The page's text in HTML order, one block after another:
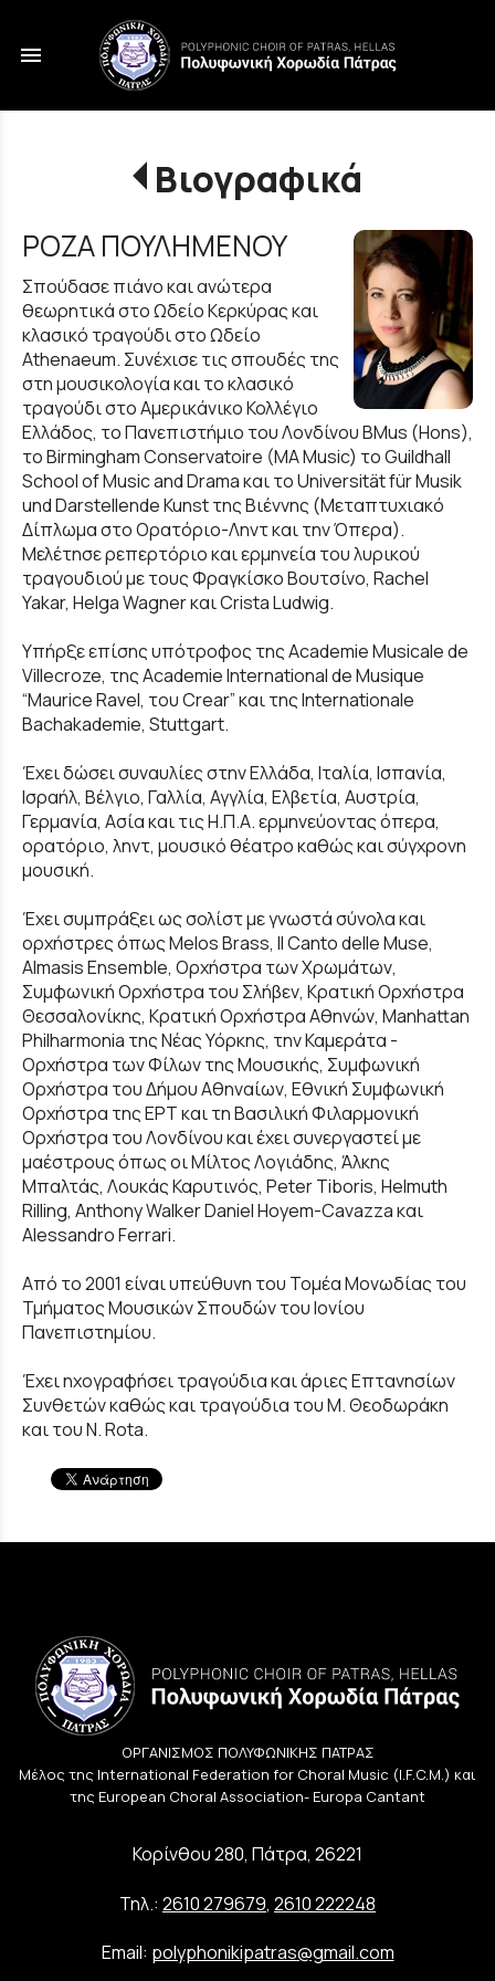
menu
Βιογραφικά
ΡΟΖΑ ΠΟΥΛΗΜΕΝΟΥ
Σπούδασε πιάνο και ανώτερα
θεωρητικά στο Ωδείο Κερκύρας και
κλασικό τραγούδι στο Ωδείο
Athenaeum. Συνέχισε τις σπουδές της
στη μουσικολογία και το κλασικό
τραγούδι στο Αμερικάνικο Κολλέγιο
Ελλάδος, το Πανεπιστήμιο του Λονδίνου BMus (Hons),
τo Birmingham Conservatoire (MA Music) το Guildhall
School of Music and Drama και το Universität für Musik
und Darstellende Kunst της Βιέννης (Μεταπτυχιακό
Δίπλωμα στο Ορατόριο-Ληντ και την Όπερα).
Μελέτησε ρεπερτόριο και ερμηνεία του λυρικού
τραγουδιού με τους Φραγκίσκο Βουτσίνο, Rachel
Yakar, Helga Wagner και Crista Ludwig.
Υπήρξε επίσης υπότροφος της Academie Musicale de
Villecroze, της Academie International de Musique
“Maurice Ravel, του Crear” και της Internationale
Bachakademie, Stuttgart.
Έχει δώσει συναυλίες στην Ελλάδα, Ιταλία, Ισπανία,
Ισραήλ, Βέλγιο, Γαλλία, Αγγλία, Ελβετία, Αυστρία,
Γερμανία, Ασία και τις Η.Π.Α. ερμηνεύοντας όπερα,
ορατόριο, ληντ, μουσικό θέατρο καθώς και σύγχρονη
μουσική.
Έχει συμπράξει ως σολίστ με γνωστά σύνολα και
ορχήστρες όπως Melos Brass, Il Canto delle Muse,
Almasis Ensemble, Ορχήστρα των Χρωμάτων,
Συμφωνική Ορχήστρα του Σλήβεν, Κρατική Ορχήστρα
Θεσσαλονίκης, Κρατική Ορχήστρα Αθηνών, Manhattan
Philharmonia της Νέας Υόρκης, την Καμεράτα -
Ορχήστρα των Φίλων της Μουσικής, Συμφωνική
Ορχήστρα του Δήμου Αθηναίων, Εθνική Συμφωνική
Ορχήστρα της ΕΡΤ και τη Βασιλική Φιλαρμονική
Ορχήστρα του Λονδίνου και έχει συνεργαστεί με
μαέστρους όπως οι Μίλτος Λογιάδης, Άλκης
Μπαλτάς, Λουκάς Καρυτινός, Peter Tiboris, Helmuth
Rilling, Anthony Walker Daniel Hoyem-Cavazza και
Alessandro Ferrari.
Από το 2001 είναι υπεύθυνη του Τομέα Μονωδίας του
Τμήματος Μουσικών Σπουδών του Ιονίου
Πανεπιστημίου.
Έχει ηχογραφήσει τραγούδια και άριες Επτανησίων
Συνθετών καθώς και τραγούδια του Μ. Θεοδωράκη
και του N. Rota.
ΟΡΓΑΝΙΣΜΟΣ ΠΟΛΥΦΩΝΙΚΗΣ ΠΑΤΡΑΣ
Μέλος της International Federation for Choral Music (I.F.C.M.) και
της European Choral Association- Europa Cantant
Κορίνθου 280, Πάτρα, 26221
Τηλ.: 2610 279679, 2610 222248
Email: polyphonikipatras@gmail.com